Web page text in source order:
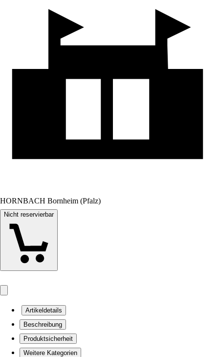
HORNBACH Bornheim (Pfalz)
Nicht reservierbar
Artikeldetails
Beschreibung
Produktsicherheit
Weitere Kategorien